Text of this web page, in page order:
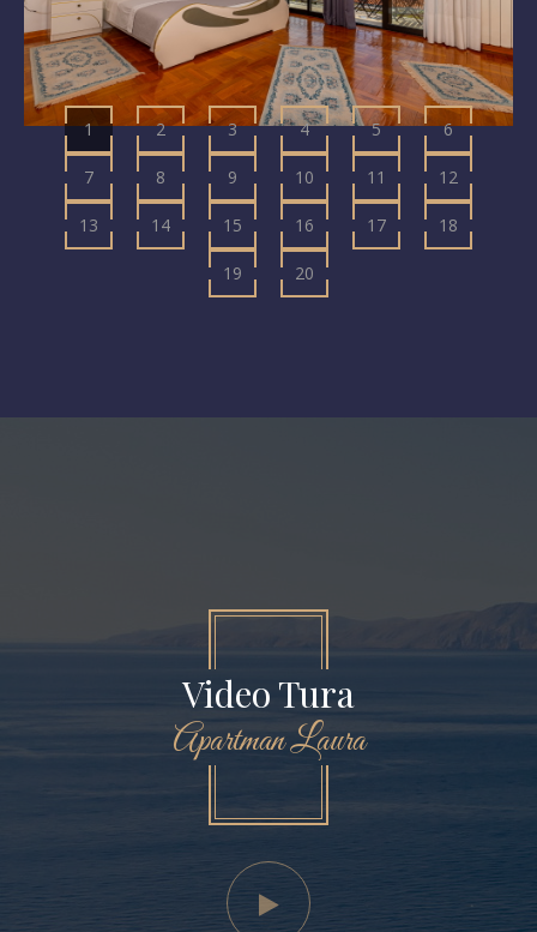
1 2 3 4 5 6
7 8 9 10 11 12
13 14 15 16 17 18
19 20
Video Tura
Apartman Laura